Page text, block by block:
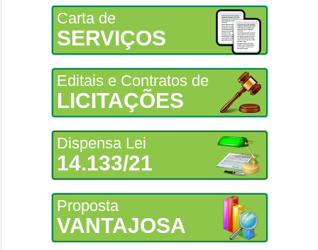
Carta de
SERVIÇOS
Editais e Contratos de
LICITAÇÕES
Dispensa Lei
14.133/21
Proposta
VANTAJOSA